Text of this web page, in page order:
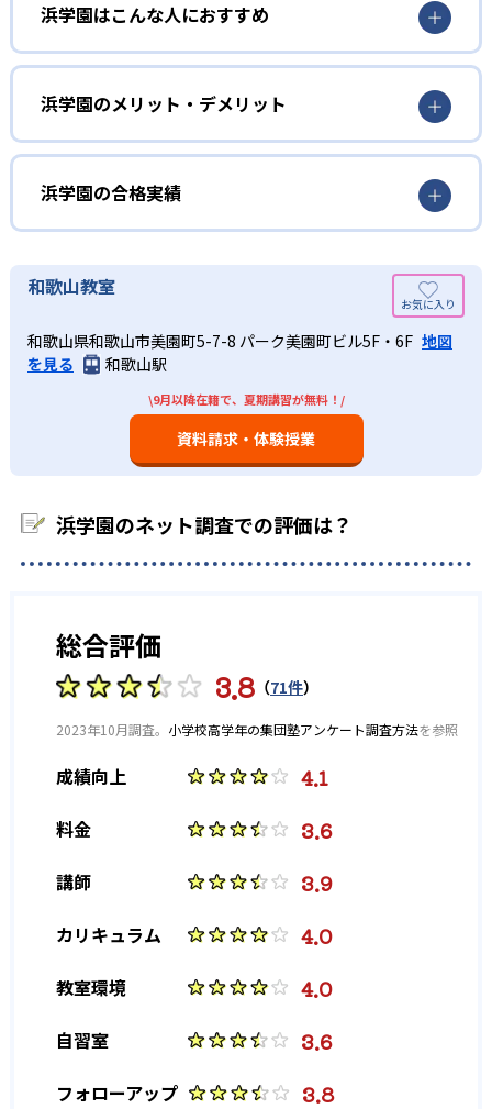
浜学園では全ての講座を計画的に学習できるよう学習計画
表が配布される。この学習計画表には「授業のポイント」
や「アドバイス」、「重要問題」が記載されており、達成
すべき学習目標が具体的に明示されている。そのため、生
徒は家庭学習の目安を立てやすく、具体的な目標に向かっ
て努力できるようになっている。なお、学習計画表は全ク
ても遅れは生じない。
02 予習なしの復習主義
浜学園の学習サイクルは講義→家庭学習→復習テストとな
っており、予習は一切なしで授業に挑む。復習テストは毎
回の授業で行い、その出題範囲は前回の学習内容で、学習
計画表にも記載されているため、自分自身で学習到達度を
確認できる。同時に弱点も発見できるので、その後の学習
の指針に役立つ。
能力に応じたクラス編成
行う。これには復習テストの成績も反映されるため、毎回
の復習テストも真剣に取り組む必要がある。
浜学園はこんな人におすすめ
小学生（低学年）
集団指導に慣れ、学ぶことの楽しさを知りたい子ど
語と算数の2教科をベースに学びの楽しさを身につける。例
えば、算数ではパズル形式で学ぶなど、無理なく知的好奇
心を育てる。これによって授業に慣れ、学びの土台を身に
つける。さらに、学びの楽しさを実感できると、自主学習
の習慣にもつながる。中学受験に向けた準備の時期と捉え
小学生（高学年）
浜学園では、小学4年生で学習習慣を確実なものにし、小学
5年生から本格的な中学受験勉強を始める。中学入試レベル
を意識した教材を使用し、着実な知識の習得を目指すこと
年生では実践力と応用力に磨きをかける他、入試の出題傾
標に合わせて万全の対策を行う。
浜学園のメリット・デメリット
どんなメリットがある？
浜学園の最大のメリットは、学習目標を具体的に明示して
くれるところだ。漠然と「〇〇中学合格」という遠い目標
を目指すだけでなく、例えば、マスターコースの場合なら1
週間ごとの学習目標が事細かに明示されているため、今何
をすべきかが明確になる。そのため、学習意欲も高い状態
また、毎授業で前回の内容の復習テストを行う点も効果的
だ。復習テストの範囲に無理難題はなく、前回習った内容
から出題されるため、終わったあとに自分の学習到達度を
把握できる。また、この復習テストの成績も反映して2ヶ月
に1回クラス編成を行うため、毎回真剣に取り組む必要があ
る。成績次第で上のクラスに行けることは、学習意欲を高
どんなデメリットがある？
浜学園のデメリットは、自分のペースで勉強がしづらい点
ればならないため、苦手克服の時間を多くは取れない。そ
のため、習い事などで勉強ばかりに時間を費やせない人に
はおすすめできない。
浜学園の合格実績
浜学園の公式サイトには、中学受験の合格実績の記載があ
中学校の合格実績
92 西大和学園中学校
洛南高校附属中学校 31
33
他、多数合格
※2023年10月、当社調べ
和歌山教室
和歌山県和歌山市美園町5-7-8 パーク美園町ビル5F・6F 地図
を見る
和歌山駅
\9月以降在籍で、夏期講習が無料！/
資料請求・体験授業
浜学園のネット調査での評価は？
総合評価
3.8 （71件）
2023年10月調査。 小学校高学年の集団塾アンケート調査方法を参照
成績向上 4.1
料金 3.6
講師 3.9
カリキュラム 4.0
教室環境 4.0
自習室 3.6
フォローアップ 3.8